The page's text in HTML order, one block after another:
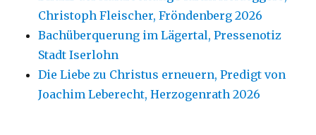
Christoph Fleischer, Fröndenberg 2026
Bachüberquerung im Lägertal, Pressenotiz
Stadt Iserlohn
Die Liebe zu Christus erneuern, Predigt von
Joachim Leberecht, Herzogenrath 2026